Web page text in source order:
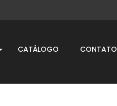
CATÁLOGO CONTATO